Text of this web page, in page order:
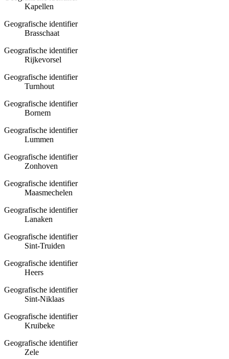
Kapellen
Geografische identifier
Brasschaat
Geografische identifier
Rijkevorsel
Geografische identifier
Turnhout
Geografische identifier
Bornem
Geografische identifier
Lummen
Geografische identifier
Zonhoven
Geografische identifier
Maasmechelen
Geografische identifier
Lanaken
Geografische identifier
Sint-Truiden
Geografische identifier
Heers
Geografische identifier
Sint-Niklaas
Geografische identifier
Kruibeke
Geografische identifier
Zele